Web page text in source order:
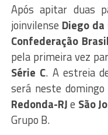
Após apitar duas
joinvilense Diego da
Confederação
pela primeira vez
Série C. A estreia
será neste
Redonda-RJe São
Grupo B.